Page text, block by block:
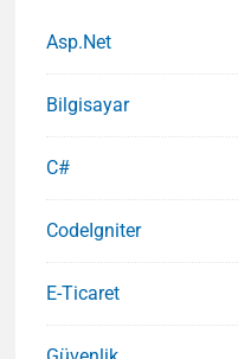
Asp.Net
Bilgisayar
C#
CodeIgniter
E-Ticaret